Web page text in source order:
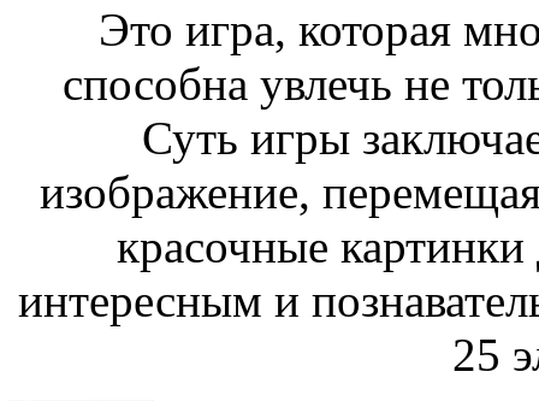
Это игра, которая
способна увлечь не
Суть игры
изображение,
красочные
интересным и
25